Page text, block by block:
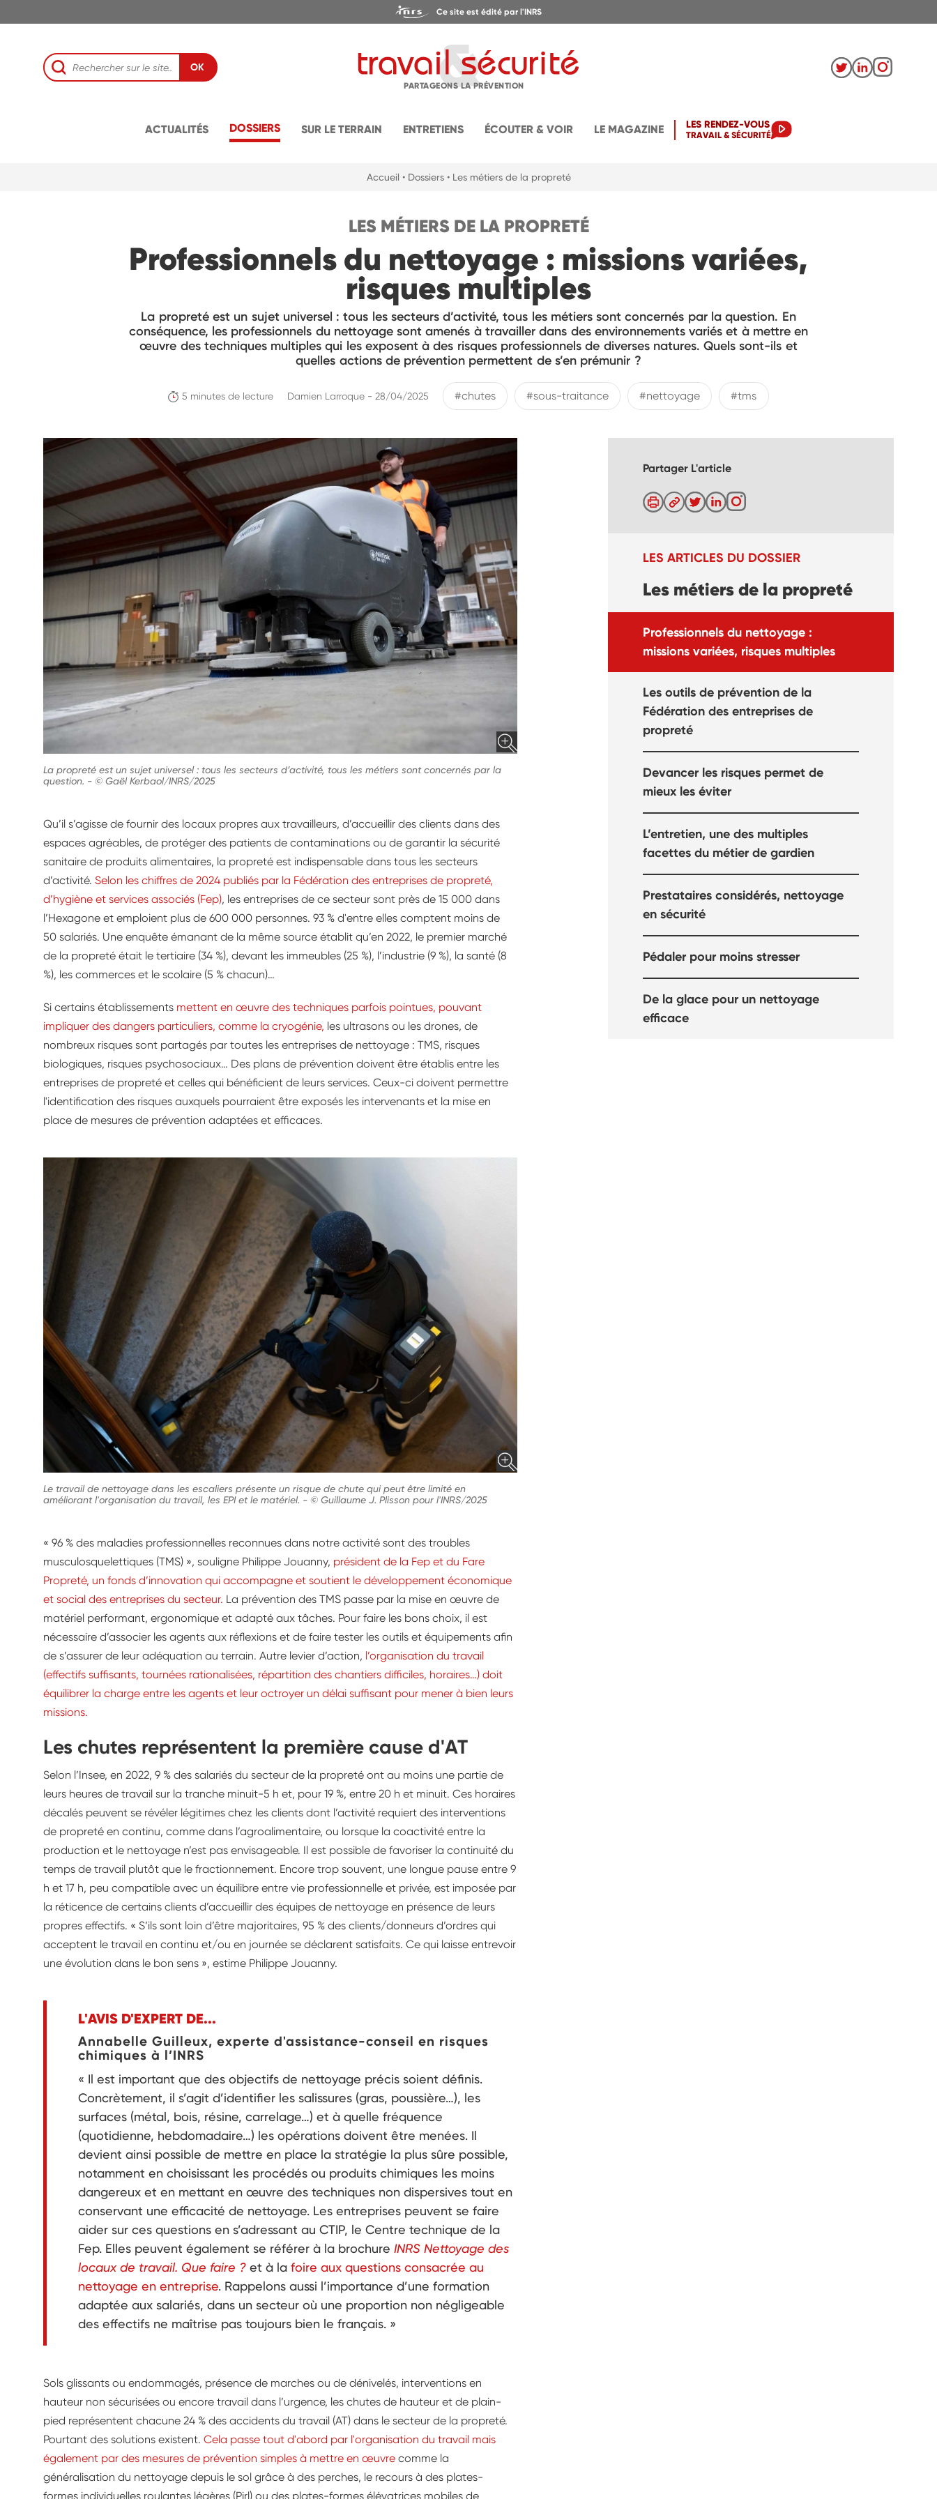
Ce site est édité par l'INRS
OK
PARTAGEONS LA PRÉVENTION
ACTUALITÉS DOSSIERS SUR LE TERRAIN ENTRETIENS ÉCOUTER & VOIR LE MAGAZINE LES RENDEZ-VOUS
TRAVAIL & SÉCURITÉ
Accueil • Dossiers • Les métiers de la propreté
LES MÉTIERS DE LA PROPRETÉ
Professionnels du nettoyage : missions variées,
risques multiples
La propreté est un sujet universel : tous les secteurs d’activité, tous les métiers sont concernés par la question. En
conséquence, les professionnels du nettoyage sont amenés à travailler dans des environnements variés et à mettre en
œuvre des techniques multiples qui les exposent à des risques professionnels de diverses natures. Quels sont-ils et
quelles actions de prévention permettent de s’en prémunir ?
5 minutes de lecture Damien Larroque - 28/04/2025 #chutes #sous-traitance #nettoyage #tms
La propreté est un sujet universel : tous les secteurs d’activité, tous les métiers sont concernés par la
question. - © Gaël Kerbaol/INRS/2025
Qu’il s’agisse de fournir des locaux propres aux travailleurs, d’accueillir des clients dans des
espaces agréables, de protéger des patients de contaminations ou de garantir la sécurité
sanitaire de produits alimentaires, la propreté est indispensable dans tous les secteurs
d’activité. Selon les chiffres de 2024 publiés par la Fédération des entreprises de propreté,
d’hygiène et services associés (Fep), les entreprises de ce secteur sont près de 15 000 dans
l’Hexagone et emploient plus de 600 000 personnes. 93 % d'entre elles comptent moins de
50 salariés. Une enquête émanant de la même source établit qu’en 2022, le premier marché
de la propreté était le tertiaire (34 %), devant les immeubles (25 %), l’industrie (9 %), la santé (8
%), les commerces et le scolaire (5 % chacun)…
Si certains établissements mettent en œuvre des techniques parfois pointues, pouvant
impliquer des dangers particuliers, comme la cryogénie, les ultrasons ou les drones, de
nombreux risques sont partagés par toutes les entreprises de nettoyage : TMS, risques
biologiques, risques psychosociaux… Des plans de prévention doivent être établis entre les
entreprises de propreté et celles qui bénéficient de leurs services. Ceux-ci doivent permettre
l'identification des risques auxquels pourraient être exposés les intervenants et la mise en
place de mesures de prévention adaptées et efficaces.
Le travail de nettoyage dans les escaliers présente un risque de chute qui peut être limité en
améliorant l'organisation du travail, les EPI et le matériel. - © Guillaume J. Plisson pour l'INRS/2025
« 96 % des maladies professionnelles reconnues dans notre activité sont des troubles
musculosquelettiques (TMS) », souligne Philippe Jouanny, président de la Fep et du Fare
Propreté, un fonds d’innovation qui accompagne et soutient le développement économique
et social des entreprises du secteur. La prévention des TMS passe par la mise en œuvre de
matériel performant, ergonomique et adapté aux tâches. Pour faire les bons choix, il est
nécessaire d’associer les agents aux réflexions et de faire tester les outils et équipements afin
de s’assurer de leur adéquation au terrain. Autre levier d’action, l’organisation du travail
(effectifs suffisants, tournées rationalisées, répartition des chantiers difficiles, horaires…) doit
équilibrer la charge entre les agents et leur octroyer un délai suffisant pour mener à bien leurs
missions.
Les chutes représentent la première cause d'AT
Selon l’Insee, en 2022, 9 % des salariés du secteur de la propreté ont au moins une partie de
leurs heures de travail sur la tranche minuit-5 h et, pour 19 %, entre 20 h et minuit. Ces horaires
décalés peuvent se révéler légitimes chez les clients dont l’activité requiert des interventions
de propreté en continu, comme dans l’agroalimentaire, ou lorsque la coactivité entre la
production et le nettoyage n’est pas envisageable. Il est possible de favoriser la continuité du
temps de travail plutôt que le fractionnement. Encore trop souvent, une longue pause entre 9
h et 17 h, peu compatible avec un équilibre entre vie professionnelle et privée, est imposée par
la réticence de certains clients d’accueillir des équipes de nettoyage en présence de leurs
propres effectifs. « S’ils sont loin d’être majoritaires, 95 % des clients/donneurs d’ordres qui
acceptent le travail en continu et/ou en journée se déclarent satisfaits. Ce qui laisse entrevoir
une évolution dans le bon sens », estime Philippe Jouanny.
L'AVIS D'EXPERT DE...
Annabelle Guilleux, experte d'assistance-conseil en risques
chimiques à l’INRS
« Il est important que des objectifs de nettoyage précis soient définis.
Concrètement, il s’agit d’identifier les salissures (gras, poussière…), les
surfaces (métal, bois, résine, carrelage…) et à quelle fréquence
(quotidienne, hebdomadaire…) les opérations doivent être menées. Il
devient ainsi possible de mettre en place la stratégie la plus sûre possible,
notamment en choisissant les procédés ou produits chimiques les moins
dangereux et en mettant en œuvre des techniques non dispersives tout en
conservant une efficacité de nettoyage. Les entreprises peuvent se faire
aider sur ces questions en s’adressant au CTIP, le Centre technique de la
Fep. Elles peuvent également se référer à la brochure INRS Nettoyage des
locaux de travail. Que faire ? et à la foire aux questions consacrée au
nettoyage en entreprise. Rappelons aussi l’importance d’une formation
adaptée aux salariés, dans un secteur où une proportion non négligeable
des effectifs ne maîtrise pas toujours bien le français. »
Sols glissants ou endommagés, présence de marches ou de dénivelés, interventions en
hauteur non sécurisées ou encore travail dans l’urgence, les chutes de hauteur et de plain-
pied représentent chacune 24 % des accidents du travail (AT) dans le secteur de la propreté.
Pourtant des solutions existent. Cela passe tout d'abord par l'organisation du travail mais
également par des mesures de prévention simples à mettre en œuvre comme la
généralisation du nettoyage depuis le sol grâce à des perches, le recours à des plates-
formes individuelles roulantes légères (Pirl) ou des plates-formes élévatrices mobiles de
Partager L'article
LES ARTICLES DU DOSSIER
Les métiers de la propreté
Professionnels du nettoyage :
missions variées, risques multiples
Les outils de prévention de la
Fédération des entreprises de
propreté
Devancer les risques permet de
mieux les éviter
L’entretien, une des multiples
facettes du métier de gardien
Prestataires considérés, nettoyage
en sécurité
Pédaler pour moins stresser
De la glace pour un nettoyage
efficace